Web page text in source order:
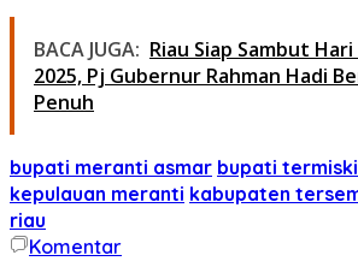
BACA JUGA: Riau Siap Sambut
2025, Pj Gubernur Rahman Hadi
Penuh
bupati meranti asmar bupati
kepulauan meranti kabupaten
riau
Komentar